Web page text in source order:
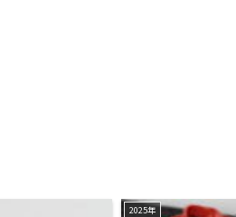
2025年